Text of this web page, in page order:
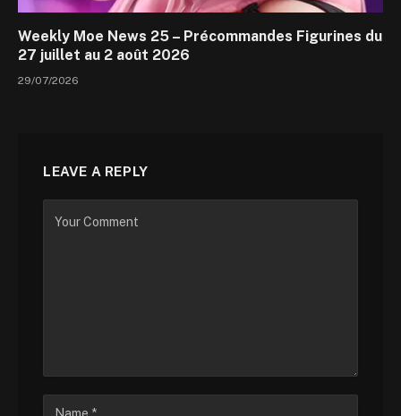
Weekly Moe News 25 – Précommandes Figurines du
27 juillet au 2 août 2026
29/07/2026
LEAVE A REPLY